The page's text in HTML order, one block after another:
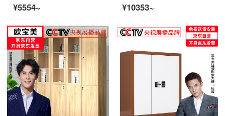
¥5554~
¥10353~